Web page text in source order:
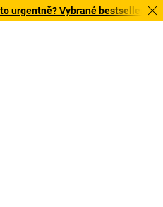
urgentně? Vybrané bestsellery